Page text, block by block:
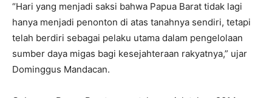
“Hari yang menjadi saksi bahwa Papua Barat tidak lagi
hanya menjadi penonton di atas tanahnya sendiri, tetapi
telah berdiri sebagai pelaku utama dalam pengelolaan
sumber daya migas bagi kesejahteraan rakyatnya,” ujar
Dominggus Mandacan.